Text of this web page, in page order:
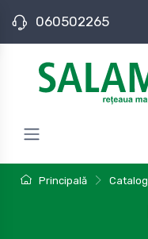
060502265
Principală Catalog